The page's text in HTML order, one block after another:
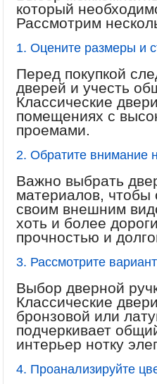
который
Рассмотрим
1. Оцените размеры и
Перед покупкой
дверей и учесть
Классические
помещениях с
проемами.
2. Обратите внимание
Важно выбрать
материалов, чтобы
своим внешним
хоть и более
прочностью и
3. Рассмотрите
Выбор дверной
Классические
бронзовой или
подчеркивает
интерьер нотку
4. Проанализируйте